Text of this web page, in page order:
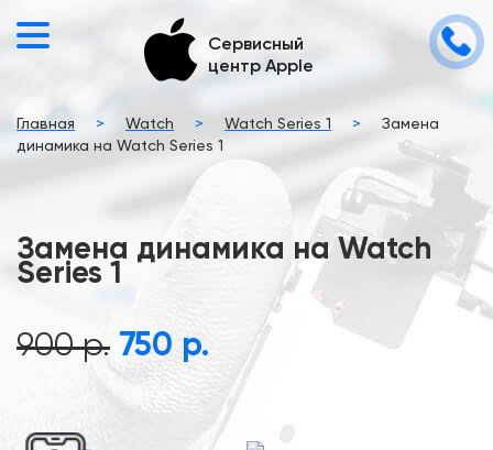
Сервисный
центр Apple
Главная > Watch > Watch Series 1 >
Замена
динамика на Watch Series 1
Замена динамика на Watch
Series 1
900 р. 750 р.